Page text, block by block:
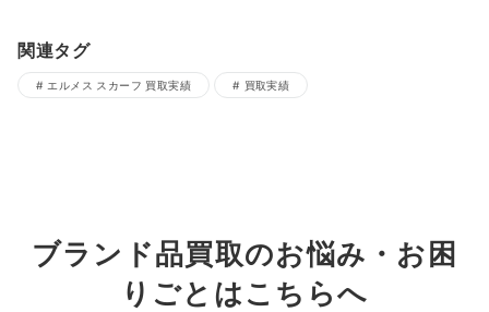
関連タグ
エルメス スカーフ 買取実績 買取実績
ブランド品買取のお悩み・お困
りごとはこちらへ